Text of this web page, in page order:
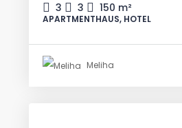
3 3 150 m²
APARTMENTHAUS, HOTEL
Meliha